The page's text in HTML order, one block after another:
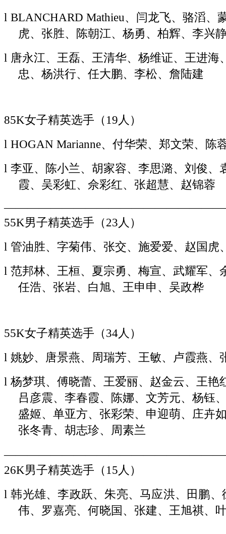
白
石
迎、
丁
志
坚、
斌、
杰、
考、
再
冉、
铁
肖
杨、...
l BLANCHARD Mathieu、闫龙飞、骆滔、
虎、张胜、陈朝江、杨勇、柏辉、李兴
l 唐永江、王磊、王清华、杨维证、王进海
忠、杨洪行、任大鹏、李松、詹陆建
85K女子精英选手（19人）
l HOGAN Marianne、付华荣、郑文荣、陈
l 李亚、陈小兰、胡家容、李思潞、刘俊、
霞、吴彩虹、佘彩红、张超慧、赵锦蓉
55K男子精英选手 （23人）
l 管油胜、字菊伟、张交、施爱爱、赵国虎
l 范邦林、王桓、夏宗勇、梅宣、武耀军、
任浩、张岩、白旭、王申申、吴政桦
55K女子精英选手 （34人）
l 姚妙、 唐景燕、周瑞芳、王敏、卢霞燕、
l 杨梦琪、傅晓蕾、王爱丽、赵金云、王艳
吕彦震、李春霞、陈娜、文芳元、杨钰
盛姬、单亚方、张彩荣、申迎萌、庄卉
张冬青、胡志珍、周素兰
26K男子精英选手 （15人）
l 韩光雄、李政跃、朱亮、马应洪、田鹏
伟、罗嘉亮、何晓国、张建、王旭祺、